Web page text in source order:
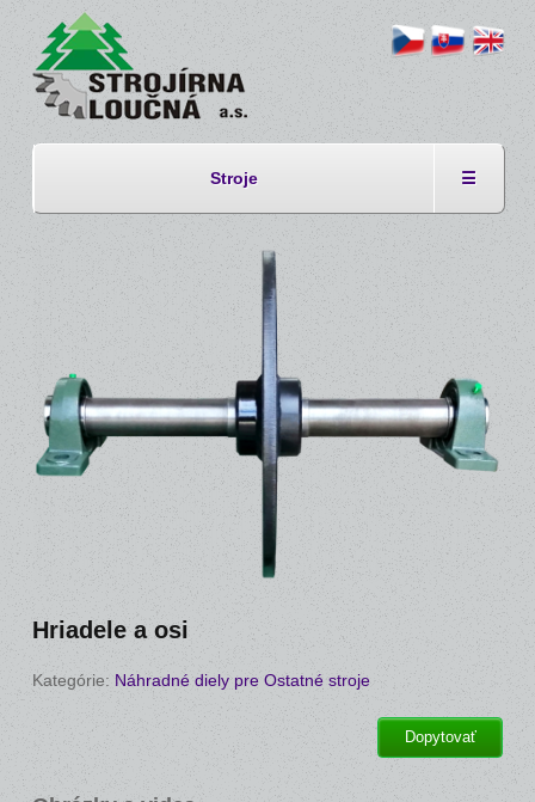
Stroje ☰
Hriadele a osi
Kategórie: Náhradné diely pre Ostatné stroje
Dopytovať